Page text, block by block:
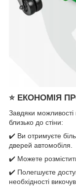
⭐ ЕКОНОМІЯ
Завдяки
близько до стіни:
✔️ Ви отримуєте
дверей автомобіля.
✔️ Можете
✔️ Полегшуєте
необхідності